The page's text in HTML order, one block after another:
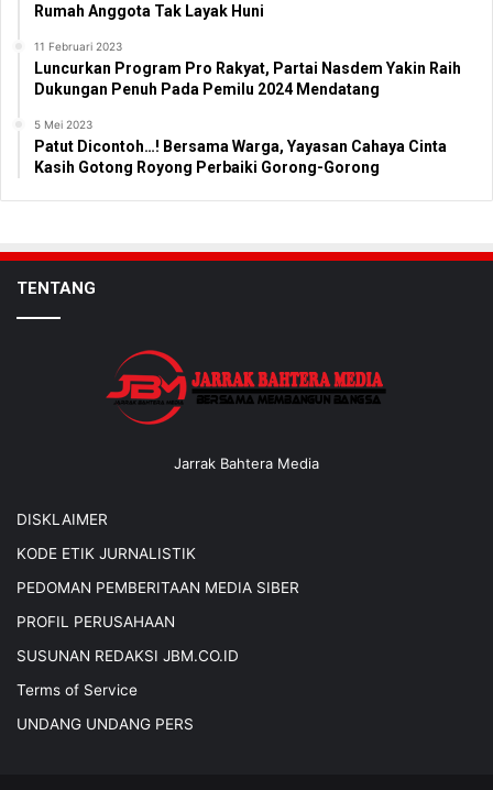
Rumah Anggota Tak Layak Huni
11 Februari 2023
Luncurkan Program Pro Rakyat, Partai Nasdem Yakin Raih
Dukungan Penuh Pada Pemilu 2024 Mendatang
5 Mei 2023
Patut Dicontoh…! Bersama Warga, Yayasan Cahaya Cinta
Kasih Gotong Royong Perbaiki Gorong-Gorong
TENTANG
Jarrak Bahtera Media
DISKLAIMER
KODE ETIK JURNALISTIK
PEDOMAN PEMBERITAAN MEDIA SIBER
PROFIL PERUSAHAAN
SUSUNAN REDAKSI JBM.CO.ID
Terms of Service
UNDANG UNDANG PERS